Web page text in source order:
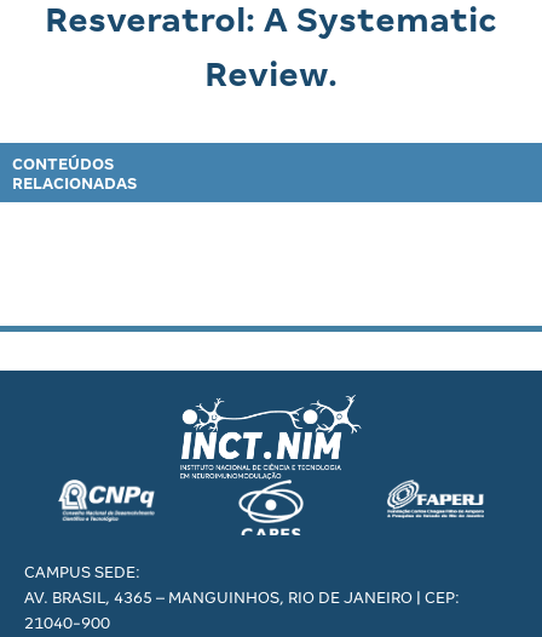
Resveratrol: A Systematic
Review.
CONTEÚDOS
RELACIONADAS
CAMPUS SEDE:
AV. BRASIL, 4365 – MANGUINHOS, RIO DE JANEIRO | CEP:
21040-900